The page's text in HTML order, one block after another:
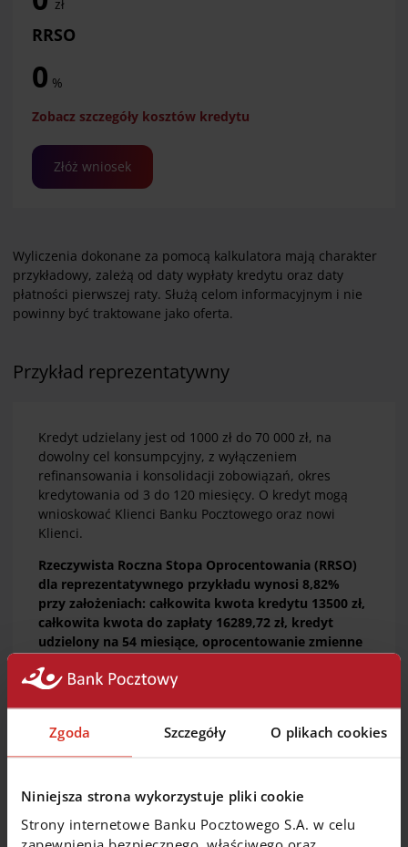
Zgoda Szczegóły O plikach cookies
Niniejsza strona wykorzystuje pliki cookie
Strony internetowe Banku Pocztowego S.A. w celu
zł
RRSO
0 %
Zobacz szczegóły kosztów kredytu
Złóż wniosek
Wyliczenia dokonane za pomocą kalkulatora mają charakter
przykładowy, zależą od daty wypłaty kredytu oraz daty
płatności pierwszej raty. Służą celom informacyjnym i nie
powinny być traktowane jako oferta.
Przykład reprezentatywny
Kredyt udzielany jest od 1000 zł do 70 000 zł, na
dowolny cel konsumpcyjny, z wyłączeniem
refinansowania i konsolidacji zobowiązań, okres
kredytowania od 3 do 120 miesięcy. O kredyt mogą
wnioskować Klienci Banku Pocztowego oraz nowi
Klienci.
Rzeczywista Roczna Stopa Oprocentowania (RRSO)
dla reprezentatywnego przykładu wynosi 8,82%
przy założeniach: całkowita kwota kredytu 13500 zł,
całkowita kwota do zapłaty 16289,72 zł, kredyt
udzielony na 54 miesiące, oprocentowanie zmienne
zł (prowizja 0,00 zł; odsetki 2789,72 zł), spłacany
kredytu wpływa na jego koszt.